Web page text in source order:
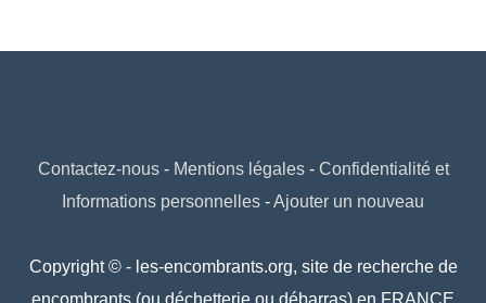
Contactez-nous- Mentions légales- Confidentialité et
Informations personnelles -Ajouter un nouveau
Copyright © - les-encombrants.org, site de recherche de
encombrants (ou déchetterie ou débarras) en FRANCE